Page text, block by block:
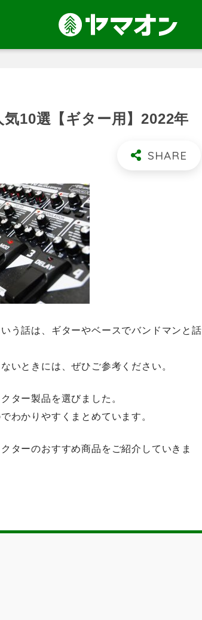
10選【ギター用】2022年
う話は、ギターやベースでバンドマンと話
いときには、ぜひご参考ください。
ター製品を選びました。
わかりやすく まとめています。
ターのおすすめ商品をご紹介していきま